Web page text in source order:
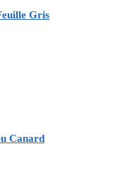
Gris
Canard